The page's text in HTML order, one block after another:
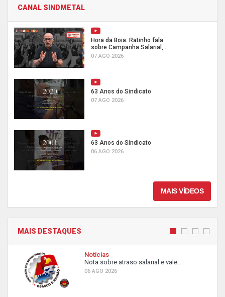
CANAL SINDMETAL
Hora da Boia: Ratinho fala
sobre Campanha Salarial,...
07 AGO 2026
63 Anos do Sindicato
07 AGO 2026
63 Anos do Sindicato
06 AGO 2026
MAIS VÍDEOS
MAIS DESTAQUES
Notícias
Nota sobre atraso salarial e vale...
06 AGO 2026